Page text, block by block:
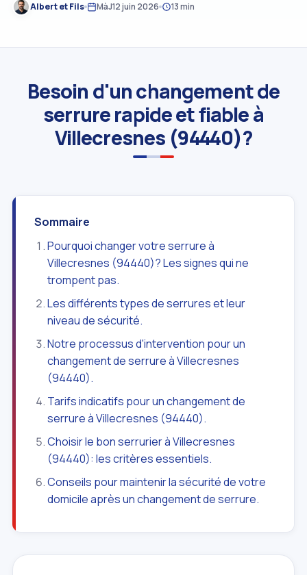
Albert et Fils MàJ12 juin 2026 13 min
Besoin d'un changement de
serrure rapide et fiable à
Villecresnes (94440)?
Sommaire
Pourquoi changer votre serrure à
Villecresnes (94440)? Les signes qui ne
trompent pas.
Les différents types de serrures et leur
niveau de sécurité.
Notre processus d'intervention pour un
changement de serrure à Villecresnes
(94440).
Tarifs indicatifs pour un changement de
serrure à Villecresnes (94440).
Choisir le bon serrurier à Villecresnes
(94440): les critères essentiels.
Conseils pour maintenir la sécurité de votre
domicile après un changement de serrure.